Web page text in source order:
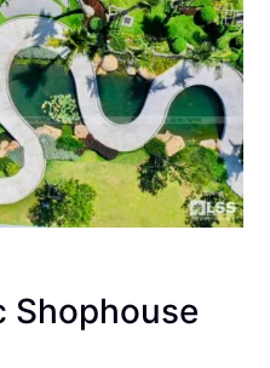
Shophouse